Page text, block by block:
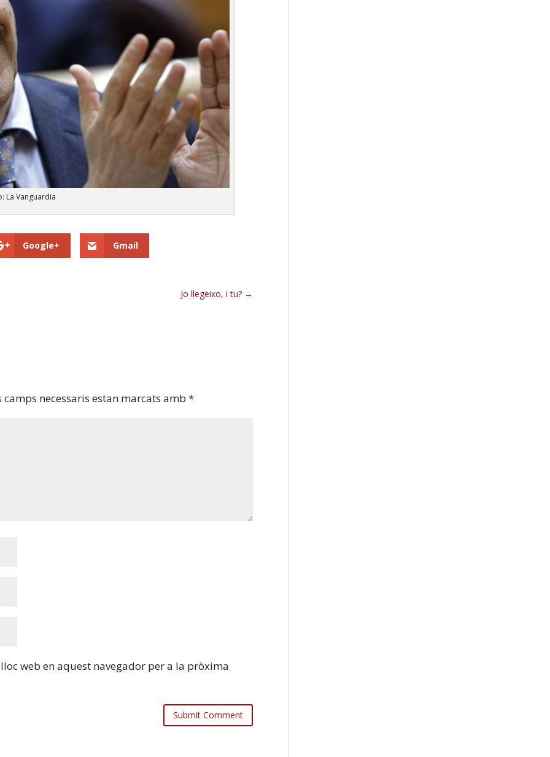
La Vanguardia
Google+ Gmail
Jo llegeixo, i tu?
camps necessaris estan marcats amb*
web en aquest navegador per a la pròxima